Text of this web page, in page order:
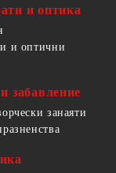
и оптика
и оптични
забавление
занаяти